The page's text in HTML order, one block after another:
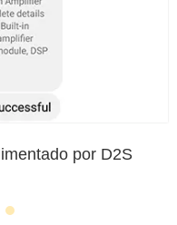
por D2S